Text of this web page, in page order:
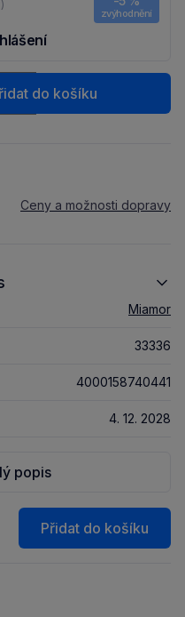
zvýhodnění
+
do košíku
Ceny a možnosti dopravy
Miamor
33336
4000158740441
4. 12. 2028
popis
Přidat do košíku